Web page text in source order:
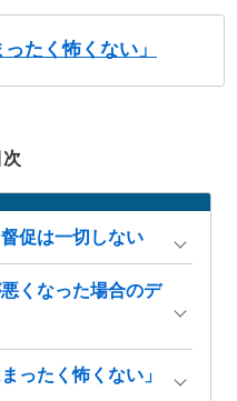
たく怖くない」
次
促は一切しない
くなった場合のデ
ったく怖くない」